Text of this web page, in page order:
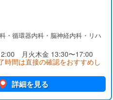
・循環器内科・脳神経内科・リハ
月火木金 13:30〜17:00
時間は直接の確認をおすすめし
詳細を見る